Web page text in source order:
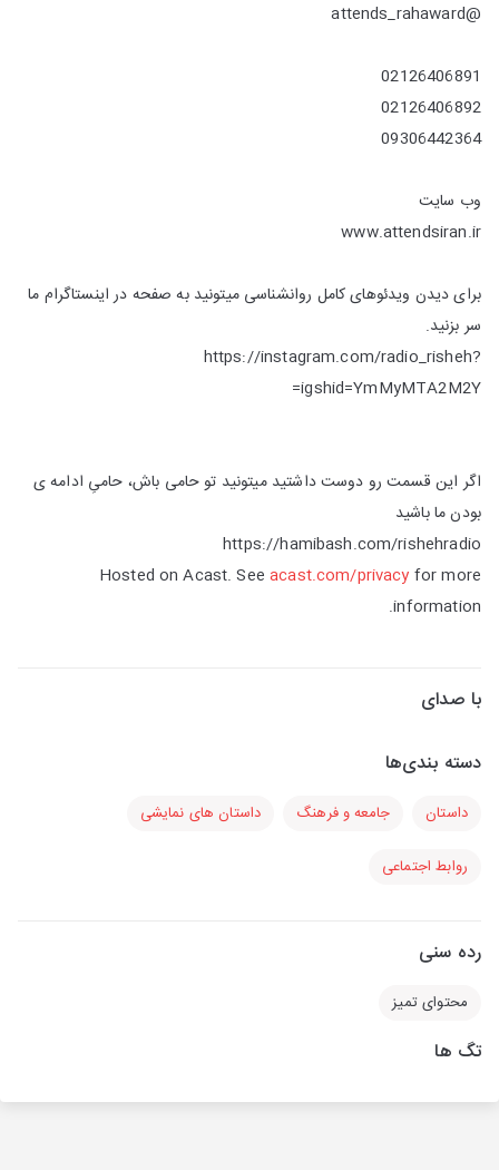
@attends_rahaward
02126406891
02126406892
09306442364
وب سایت
www.attendsiran.ir
برای دیدن ویدئوهای کامل روانشناسی میتونید به صفحه در اینستاگرام ما
سر بزنید.
https://instagram.com/radio_risheh?
igshid=YmMyMTA2M2Y=
اگر این قسمت رو دوست داشتید میتونید تو حامی باش، حامیِ ادامه ی
بودن ما باشید
https://hamibash.com/rishehradio
Hosted on Acast. Seeacast.com/privacy for more
information.
با صدای
دسته بندی‌ها
داستان جامعه و فرهنگ داستان های نمایشی
روابط اجتماعی
رده سنی
محتوای تمیز
تگ ها